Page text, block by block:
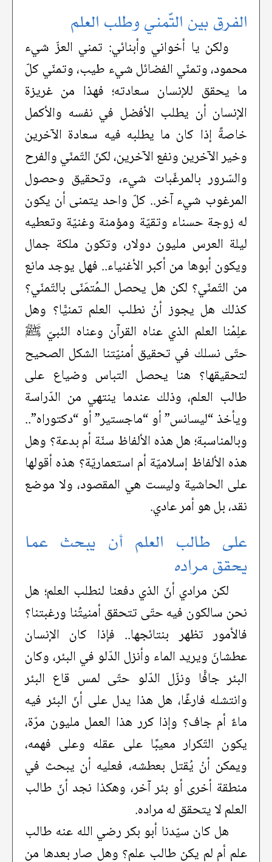
الفرق بين التّمني وطلب العلم
ولكن يا أخواني وأبنائي: تمني العزّ شيء
محمود، وتمنّي الفضائل شيء طيب، وتمنّي كلّ
ما يحقق للإنسان سعادته؛ فهذا من غريزة
الإنسان أن يطلب الأفضل في نفسه والأكمل
خاصةً إذا كان ما يطلبه فيه سعادة الآخرين
وخير الآخرين ونفع الآخرين، لكنّ التّمنّي والفرح
والسّرور بالمرغّبات شيء، وتحقيق وحصول
المرغوب شيء آخر.. كلّ واحد يتمنى أن يكون
له زوجة حسناء وتقيّة ومؤمنة وغنيّة وتعطيه
ليلة العرس مليون دولار، وتكون ملكة جمال
ويكون أبوها من أكبر الأغنياء.. فهل يوجد مانع
من التّمنّي؟ لكن هل يحصل الـمُتمَنّى بالتّمنّي؟
كذلك هل يجوز أنْ نطلب العلم تمنيًّا؟ وهل
علِمْنا العلم الذي عناه القرآن وعناه النّبيّ ﷺ
حتّى نسلك في تحقيق أمنيّتنا الشكل الصحيح
لتحقيقها؟ هنا يحصل التباس وضياع على
طالب العلم، وذلك عندما ينتهي من الدّراسة
ويأخذ “ليسانس” أو “ماجستير” أو “دكتوراه”..
وبالمناسبة؛ هل هذه الألفاظ سنّة أم بدعة؟ وهل
هذه الألفاظ إسلاميّة أم استعماريّة؟ هذه أقولها
على الحاشية وليست هي المقصود، ولا موضع
نقد، بل هو أمر عادي.
على طالب العلم أن يبحث عما
يحقق مراده
لكن مرادي أنّ الذي دفعنا لنطلب العلم؛ هل
نحن سالكون فيه حتّى تتحقق أمنيتُنا ورغبتنا؟
فالأمور تظهر بنتائجها.. فإذا كان الإنسان
عطشانَ ويريد الماء وأنزل الدّلو في البئر، وكان
البئر جافًّا ونزّل الدّلو حتّى لمس قاع البئر
وانتشله فارغًا، هل هذا يدل على أنّ البئر فيه
ماءٌ أم جاف؟ وإذا كرر هذا العمل مليون مرّة،
يكون التّكرار معيبًا على عقله وعلى فهمه،
ويمكن أنْ يُقتل بعطشه، فعليه أن يبحث في
منطقة أخرى أو بئر آخر، وهكذا نجد أنّ طالب
العلم لا يتحقق له مراده.
هل كان سيّدنا أبو بكر رضي الله عنه طالب
علم أم لم يكن طالب علم؟ وهل صار بعدها من